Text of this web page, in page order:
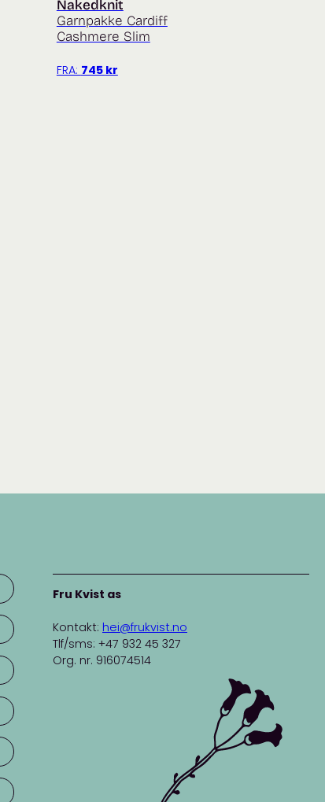
Nakedknit
Garnpakke Cardiff
Cashmere Slim
FRA: 745 kr
Fru Kvist as
Kontakt: hei@frukvist.no
Tlf/sms: +47 932 45 327
Org. nr. 916074514